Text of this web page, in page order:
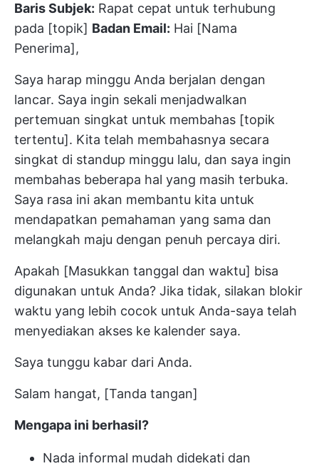
Baris Subjek: Rapat cepat untuk terhubung
pada [topik] Badan Email: Hai [Nama
Penerima],
Saya harap minggu Anda berjalan dengan
lancar. Saya ingin sekali menjadwalkan
pertemuan singkat untuk membahas [topik
tertentu]. Kita telah membahasnya secara
singkat di standup minggu lalu, dan saya ingin
membahas beberapa hal yang masih terbuka.
Saya rasa ini akan membantu kita untuk
mendapatkan pemahaman yang sama dan
melangkah maju dengan penuh percaya diri.
Apakah [Masukkan tanggal dan waktu] bisa
digunakan untuk Anda? Jika tidak, silakan blokir
waktu yang lebih cocok untuk Anda-saya telah
menyediakan akses ke kalender saya.
Saya tunggu kabar dari Anda.
Salam hangat, [Tanda tangan]
Mengapa ini berhasil?
Nada informal mudah didekati dan